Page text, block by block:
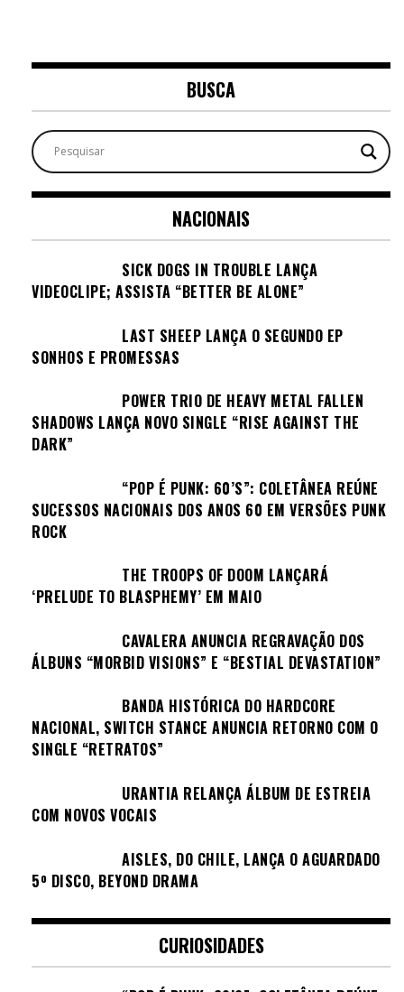
BUSCA
NACIONAIS
SICK DOGS IN TROUBLE LANÇA
VIDEOCLIPE; ASSISTA “BETTER BE ALONE”
LAST SHEEP LANÇA O SEGUNDO EP
SONHOS E PROMESSAS
POWER TRIO DE HEAVY METAL FALLEN
SHADOWS LANÇA NOVO SINGLE “RISE AGAINST THE
DARK”
“POP É PUNK: 60’S”: COLETÂNEA REÚNE
SUCESSOS NACIONAIS DOS ANOS 60 EM VERSÕES PUNK
ROCK
THE TROOPS OF DOOM LANÇARÁ
‘PRELUDE TO BLASPHEMY’ EM MAIO
CAVALERA ANUNCIA REGRAVAÇÃO DOS
ÁLBUNS “MORBID VISIONS” E “BESTIAL DEVASTATION”
BANDA HISTÓRICA DO HARDCORE
NACIONAL, SWITCH STANCE ANUNCIA RETORNO COM O
SINGLE “RETRATOS”
URANTIA RELANÇA ÁLBUM DE ESTREIA
COM NOVOS VOCAIS
AISLES, DO CHILE, LANÇA O AGUARDADO
5º DISCO, BEYOND DRAMA
CURIOSIDADES